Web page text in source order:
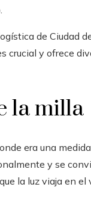
de Ciudad
crucial y ofrece
la milla
era una
y se
la luz viaja en